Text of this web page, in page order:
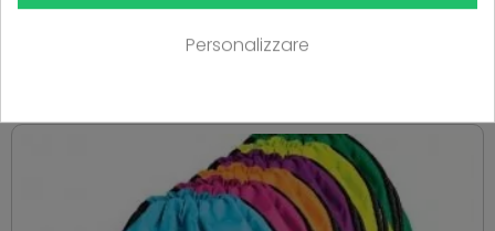
( 16 altri prodotti nella stessa categoria )
Personalizzare